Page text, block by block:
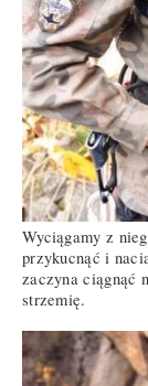
Wyciągamy z
przykucnąć i
zaczyna ciągnąć
strzemię.